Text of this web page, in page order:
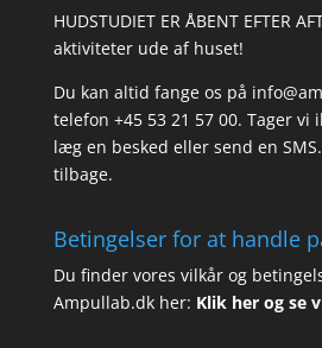
HUDSTUDIET ER ÅBENT EFTER
aktiviteter ude af huset!
Du kan altid fange os på
telefon +45 53 21 57 00. Tager vi
læg en besked eller send en
tilbage.
Betingelser for at handle
Du finder vores vilkår og
Ampullab.dk her: Klik her og se